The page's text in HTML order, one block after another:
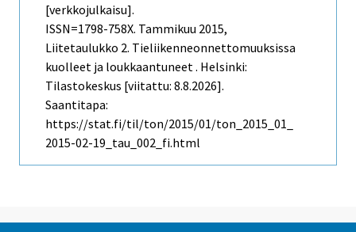
[verkkojulkaisu].
ISSN=1798-758X. Tammikuu 2015,
Liitetaulukko 2. Tieliikenneonnettomuuksissa
kuolleet ja loukkaantuneet . Helsinki:
Tilastokeskus [viitattu: 8.8.2026].
Saantitapa:
https://stat.fi/til/ton/2015/01/ton_2015_01_
2015-02-19_tau_002_fi.html